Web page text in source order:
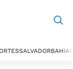
SALVADORBAHIA